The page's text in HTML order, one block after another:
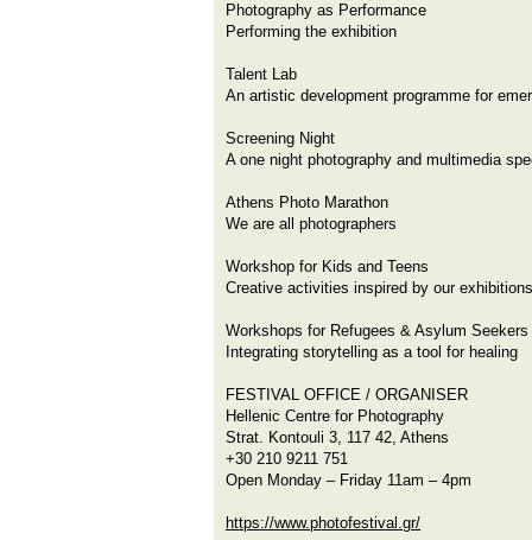
Photography as Performance
Performing the exhibition
Talent Lab
An artistic development programme for
Screening Night
A one night photography and multimedia
Athens Photo Marathon
We are all photographers
Workshop for Kids and Teens
Creative activities inspired by our exhibitions
Workshops for Refugees & Asylum Seekers
Integrating storytelling as a tool for healing
FESTIVAL OFFICE / ORGANISER
Hellenic Centre for Photography
Strat. Kontouli 3, 117 42, Athens
+30 210 9211 751
Open Monday – Friday 11am – 4pm
https://www.photofestival.gr/